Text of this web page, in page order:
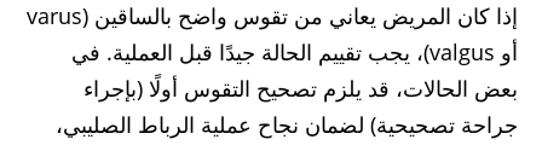
إذا كان المريض يعاني من تقوس واضح بالساقين (varus
أو valgus)، يجب تقييم الحالة جيدًا قبل العملية. في
بعض الحالات، قد يلزم تصحيح التقوس أولًا (بإجراء
جراحة تصحيحية) لضمان نجاح عملية الرباط الصليبي،